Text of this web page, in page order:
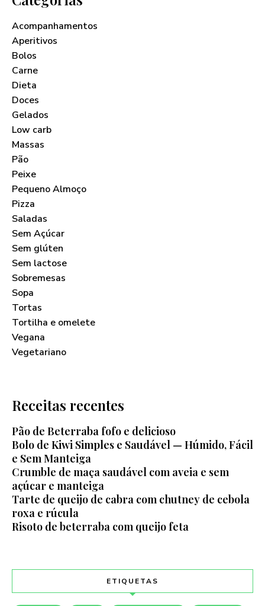
Acompanhamentos
Aperitivos
Bolos
Carne
Dieta
Doces
Gelados
Low carb
Massas
Pão
Peixe
Pequeno Almoço
Pizza
Saladas
Sem Açúcar
Sem glúten
Sem lactose
Sobremesas
Sopa
Tortas
Tortilha e omelete
Vegana
Vegetariano
Receitas recentes
Pão de Beterraba fofo e delicioso
Bolo de Kiwi Simples e Saudável — Húmido, Fácil
e Sem Manteiga
Crumble de maça saudável com aveia e sem
açúcar e manteiga
Tarte de queijo de cabra com chutney de cebola
roxa e rúcula
Risoto de beterraba com queijo feta
ETIQUETAS